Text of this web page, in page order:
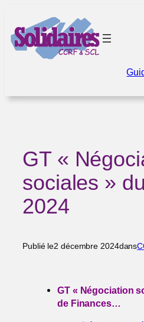
contenu
GT «
sociales »
2024
Publié le2 décembre 2024dans
GT « Négociation
de Finances…